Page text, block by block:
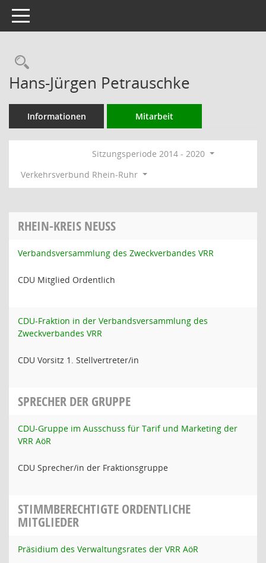
Toggle navigation
Rechercheauswahl
Hans-Jürgen Petrauschke
Informationen Mitarbeit
Sitzungsperiode 2014 - 2020
Verkehrsverbund Rhein-Ruhr
RHEIN-KREIS NEUSS
Verbandsversammlung des Zweckverbandes VRR
CDU Mitglied Ordentlich
CDU-Fraktion in der Verbandsversammlung des
Zweckverbandes VRR
CDU Vorsitz 1. Stellvertreter/in
SPRECHER DER GRUPPE
CDU-Gruppe im Ausschuss für Tarif und Marketing der
VRR AöR
CDU Sprecher/in der Fraktionsgruppe
STIMMBERECHTIGTE ORDENTLICHE
MITGLIEDER
Präsidium des Verwaltungsrates der VRR AöR